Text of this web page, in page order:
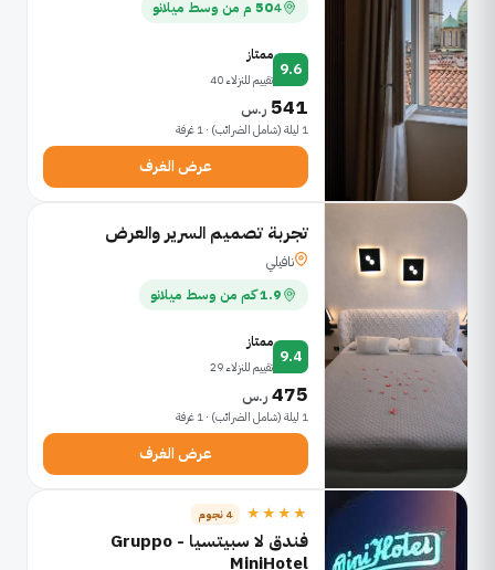
504 م من وسط ميلانو
9.6
ممتاز
تقييم للنزلاء 40
541 ر.س
1 ليلة (شامل الضرائب) · 1 غرفة
عرض الغرف
تجربة تصميم السرير والعرض
نافيلي
1.9 كم من وسط ميلانو
9.4
ممتاز
تقييم للنزلاء 29
475 ر.س
1 ليلة (شامل الضرائب) · 1 غرفة
عرض الغرف
★★★★ 4 نجوم
فندق لا سبيتسيا - Gruppo
MiniHotel